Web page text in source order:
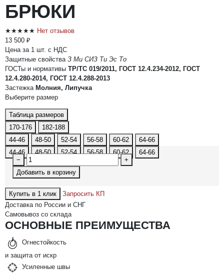
БРЮКИ
★★★★★ Нет отзывов
13 500 ₽
Цена за 1 шт. с НДС
Защитные свойства З Ми СИЗ Ти Эс То
ГОСТы и нормативы ТР/ТС 019/2011, ГОСТ 12.4.234-2012, ГОСТ
12.4.280-2014, ГОСТ 12.4.288-2013
Застежка Молния, Липучка
Выберите размер
Таблица размеров
170-176
182-188
44-46
48-50 52-54 56-58 60-62
64-66
44-46
48-50 52-54 56-58 60-62
64-66
−
+
Добавить в корзину
Купить в 1 клик
Запросить КП
Доставка по России и СНГ
Самовывоз со склада
ОСНОВНЫЕ ПРЕИМУЩЕСТВА
Огнестойкость
и защита от искр
Усиленные швы